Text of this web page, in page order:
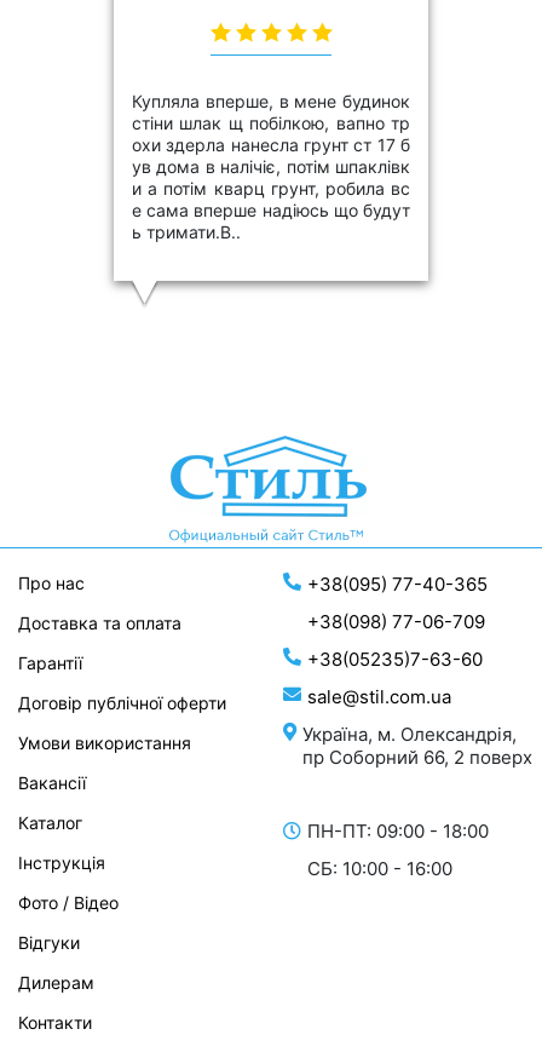
Купляла вперше, в мене будинок
стіни шлак щ побілкою, вапно тр
охи здерла нанесла грунт ст 17 б
ув дома в налічіє, потім шпаклівк
и а потім кварц грунт, робила вс
е сама вперше надіюсь що будут
ь тримати.В..
+38(095) 77-40-365
+38(098) 77-06-709
+38(05235)7-63-60
sale@stil.com.ua
Україна, м. Олександрія,
пр Соборний 66, 2 поверх
ПН-ПТ: 09:00 - 18:00
СБ: 10:00 - 16:00
Про нас
Доставка та оплата
Гарантії
Договір публічної оферти
Умови використання
Вакансії
Каталог
Інструкція
Фото / Відео
Відгуки
Дилерам
Контакти